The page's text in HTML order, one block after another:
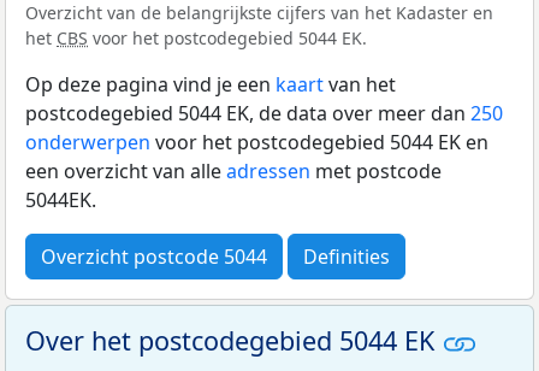
Overzicht van de belangrijkste cijfers van het Kadaster en
het CBS voor het postcodegebied 5044 EK.
Op deze pagina vind je een kaartvan het
postcodegebied 5044 EK, de data over meer dan 250
onderwerpen voor het postcodegebied 5044 EK en
een overzicht van alleadressen met postcode
5044EK.
Overzicht postcode 5044 Definities
Over het postcodegebied 5044 EK